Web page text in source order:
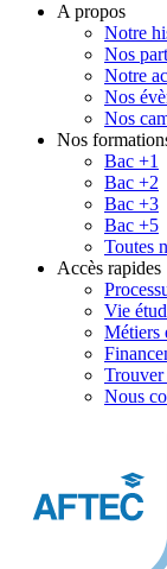
A propos
Notre
Nos
Notre
Nos
Nos
Nos
Bac +1
Bac +2
Bac +3
Bac +5
Toutes
Accès rapides
Vie
Métiers
Trouver
Nous